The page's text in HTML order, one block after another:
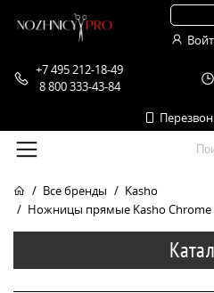
+7 495 212-18-49
8 800 333-43-84
Все бренды
Kasho
Ножницы прямые Kasho Chrome